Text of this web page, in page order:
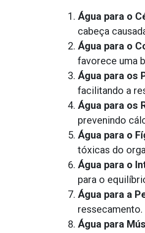
Água para o
cabeça
Água para o
favorece uma
Água para os
facilitando a
Água para os
prevenindo
Água para o
tóxicas do
Água para o
para o
Água para a
ressecamento.
Água para